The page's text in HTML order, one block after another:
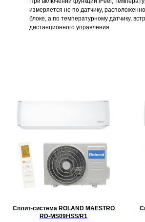
измеряется не по датчику,
блоке, а по температурному датчику,
дистанционного управления.
Сплит-система ROLAND MAESTRO
RD-MS09HSS/R1